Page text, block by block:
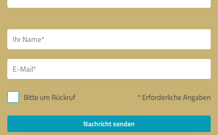
Bitte um Rückruf * Erforderliche Angaben
Nachricht senden